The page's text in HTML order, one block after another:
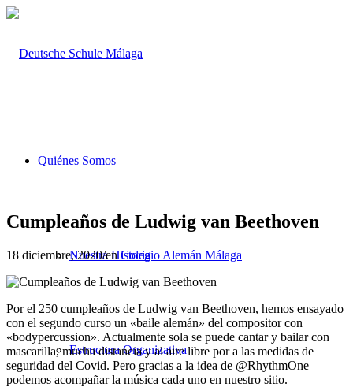
Quiénes Somos
Nuestra Historia
Estructura Organizativa
Cumpleaños de Ludwig van Beethoven
18 diciembre, 2020/enColegio Alemán Málaga
Por el 250 cumpleaños de Ludwig van Beethoven, hemos ensayado
con el segundo curso un «baile alemán» del compositor con
«bodypercussion». Actualmente sola se puede cantar y bailar con
mascarilla, mucha distancia y al aire libre por a las medidas de
seguridad del Covid. Pero gracias a la idea de @RhythmOne
podemos acompañar la música cada uno en nuestro sitio.